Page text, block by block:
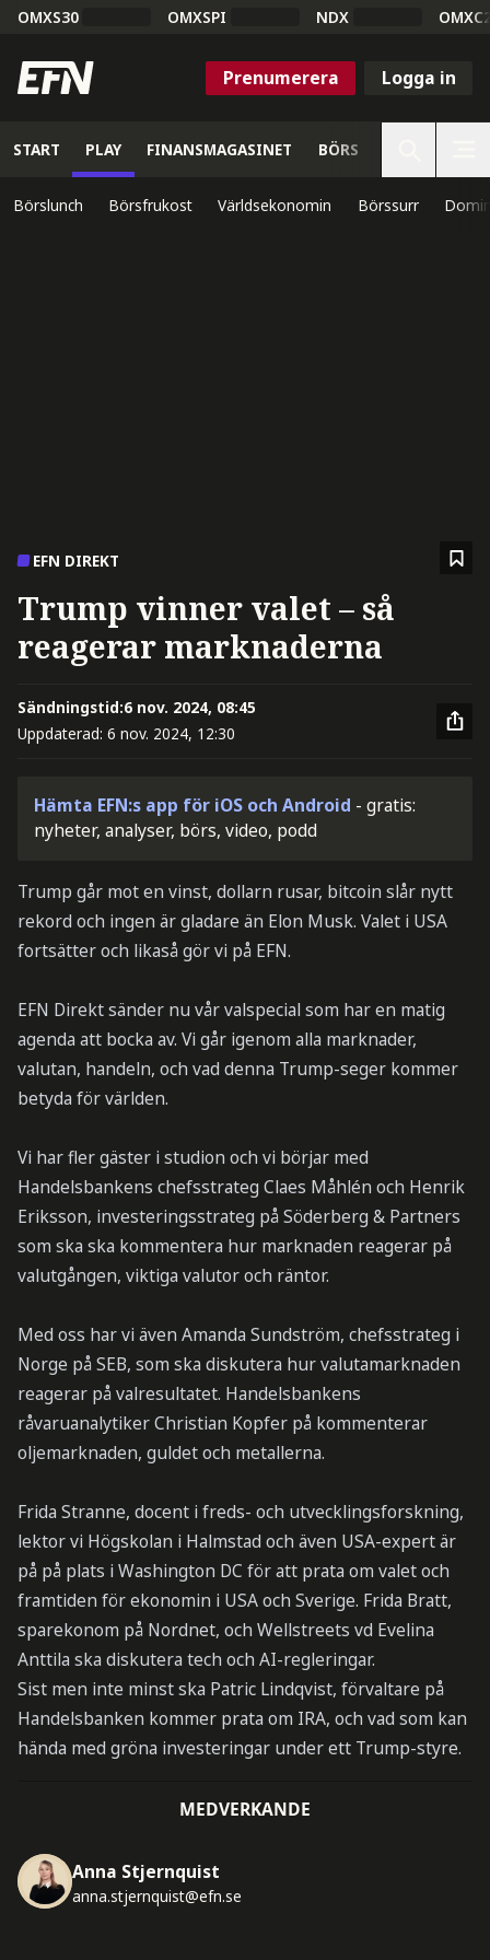
OMXS30 OMXSPI NDX
Prenumerera Logga in
START PLAY FINANSMAGASINET BÖRS
Börslunch Börsfrukost Världsekonomin Börssurr
EFN DIREKT
Trump vinner valet – så
reagerar marknaderna
Sändningstid:6 nov. 2024, 08:45
Uppdaterad: 6 nov. 2024, 12:30
Hämta EFN:s app för iOS och Android - gratis:
nyheter, analyser, börs, video, podd
Trump går mot en vinst, dollarn rusar, bitcoin slår nytt
rekord och ingen är gladare än Elon Musk. Valet i USA
fortsätter och likaså gör vi på EFN.
EFN Direkt sänder nu vår valspecial som har en matig
agenda att bocka av. Vi går igenom alla marknader,
valutan, handeln, och vad denna Trump-seger kommer
betyda för världen.
Vi har fler gäster i studion och vi börjar med
Handelsbankens chefsstrateg Claes Måhlén och Henrik
Eriksson, investeringsstrateg på Söderberg & Partners
som ska ska kommentera hur marknaden reagerar på
valutgången, viktiga valutor och räntor.
Med oss har vi även Amanda Sundström, chefsstrateg i
Norge på SEB, som ska diskutera hur valutamarknaden
reagerar på valresultatet. Handelsbankens
råvaruanalytiker Christian Kopfer på kommenterar
oljemarknaden, guldet och metallerna.
Frida Stranne, docent i freds- och utvecklingsforskning,
lektor vi Högskolan i Halmstad och även USA-expert är
på på plats i Washington DC för att prata om valet och
framtiden för ekonomin i USA och Sverige. Frida Bratt,
sparekonom på Nordnet, och Wellstreets vd Evelina
Anttila ska diskutera tech och AI-regleringar.
Sist men inte minst ska Patric Lindqvist, förvaltare på
Handelsbanken kommer prata om IRA, och vad som kan
hända med gröna investeringar under ett Trump-styre.
MEDVERKANDE
Anna Stjernquist
anna.stjernquist@efn.se